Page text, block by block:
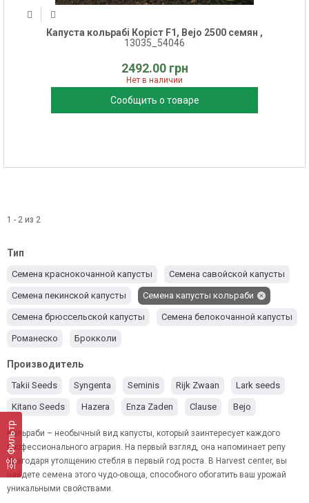
Фильтр
Капуста кольрабі Коріст F1, Bejo 2500 семян ,
13035_54046
2492.00 грн
Нет в наличии
Сообщить о товаре
1 - 2 из 2
Тип
Семена краснокочанной капусты Семена савойской капусты
Семена пекинской капусты Семена капусты кольраби
Семена брюссельской капусты Семена белокочанной капусты
Романеско Брокколи
Производитель
Takii Seeds Syngenta Seminis Rijk Zwaan Lark seeds
Kitano Seeds Hazera Enza Zaden Clause Bejo
Кольраби – необычный вид капусты, который заинтересует каждого
профессионального агрария. На первый взгляд, она напоминает репу
благодаря утолщению стебля в первый год роста. В Harvest center, вы
найдете семена этого чудо-овоща, способного обогатить ваш урожай
уникальными свойствами.